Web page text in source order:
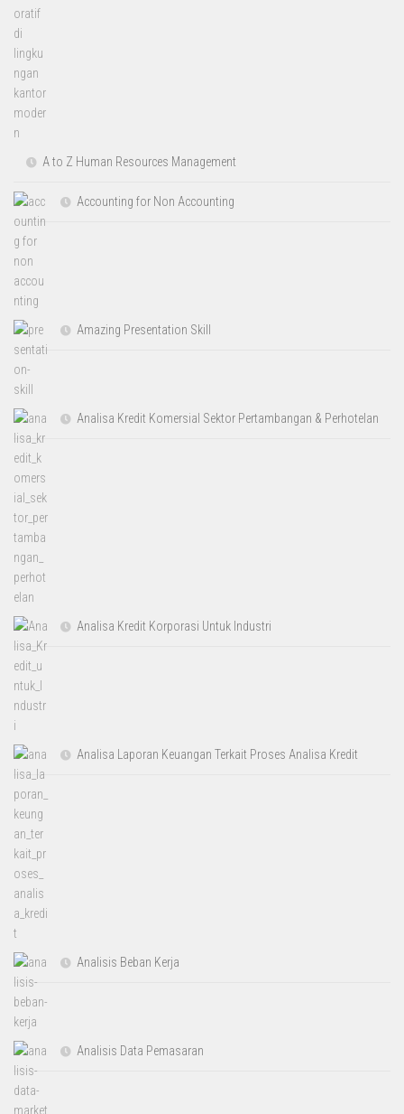
A to Z Human Resources Management
Accounting for Non Accounting
Amazing Presentation Skill
Analisa Kredit Komersial Sektor Pertambangan & Perhotelan
Analisa Kredit Korporasi Untuk Industri
Analisa Laporan Keuangan Terkait Proses Analisa Kredit
Analisis Beban Kerja
Analisis Data Pemasaran